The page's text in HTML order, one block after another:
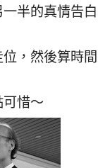
半的真情告白
，然後算時
惜～